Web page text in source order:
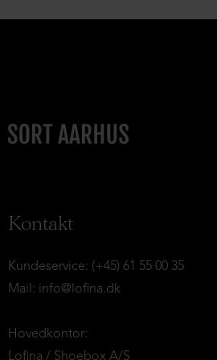
Kontakt
Kundeservice: (+45) 61 55 00 35
Mail: info@lofina.dk
Hovedkontor:
Lofina / Shoebox A/S